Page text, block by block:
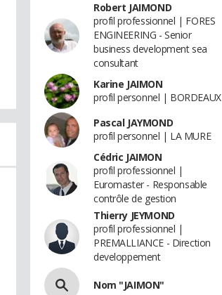
Robert JAIMOND
profil professionnel | FORES
ENGINEERING - Senior
business development sea
consultant
Karine JAIMON
profil personnel | BORDEAUX
Pascal JAYMOND
profil personnel | LA MURE
Cédric JAIMON
profil professionnel |
Euromaster - Responsable
contrôle de gestion
Thierry JEYMOND
profil professionnel |
PREMALLIANCE - Direction
developpement
Nom "JAIMON"